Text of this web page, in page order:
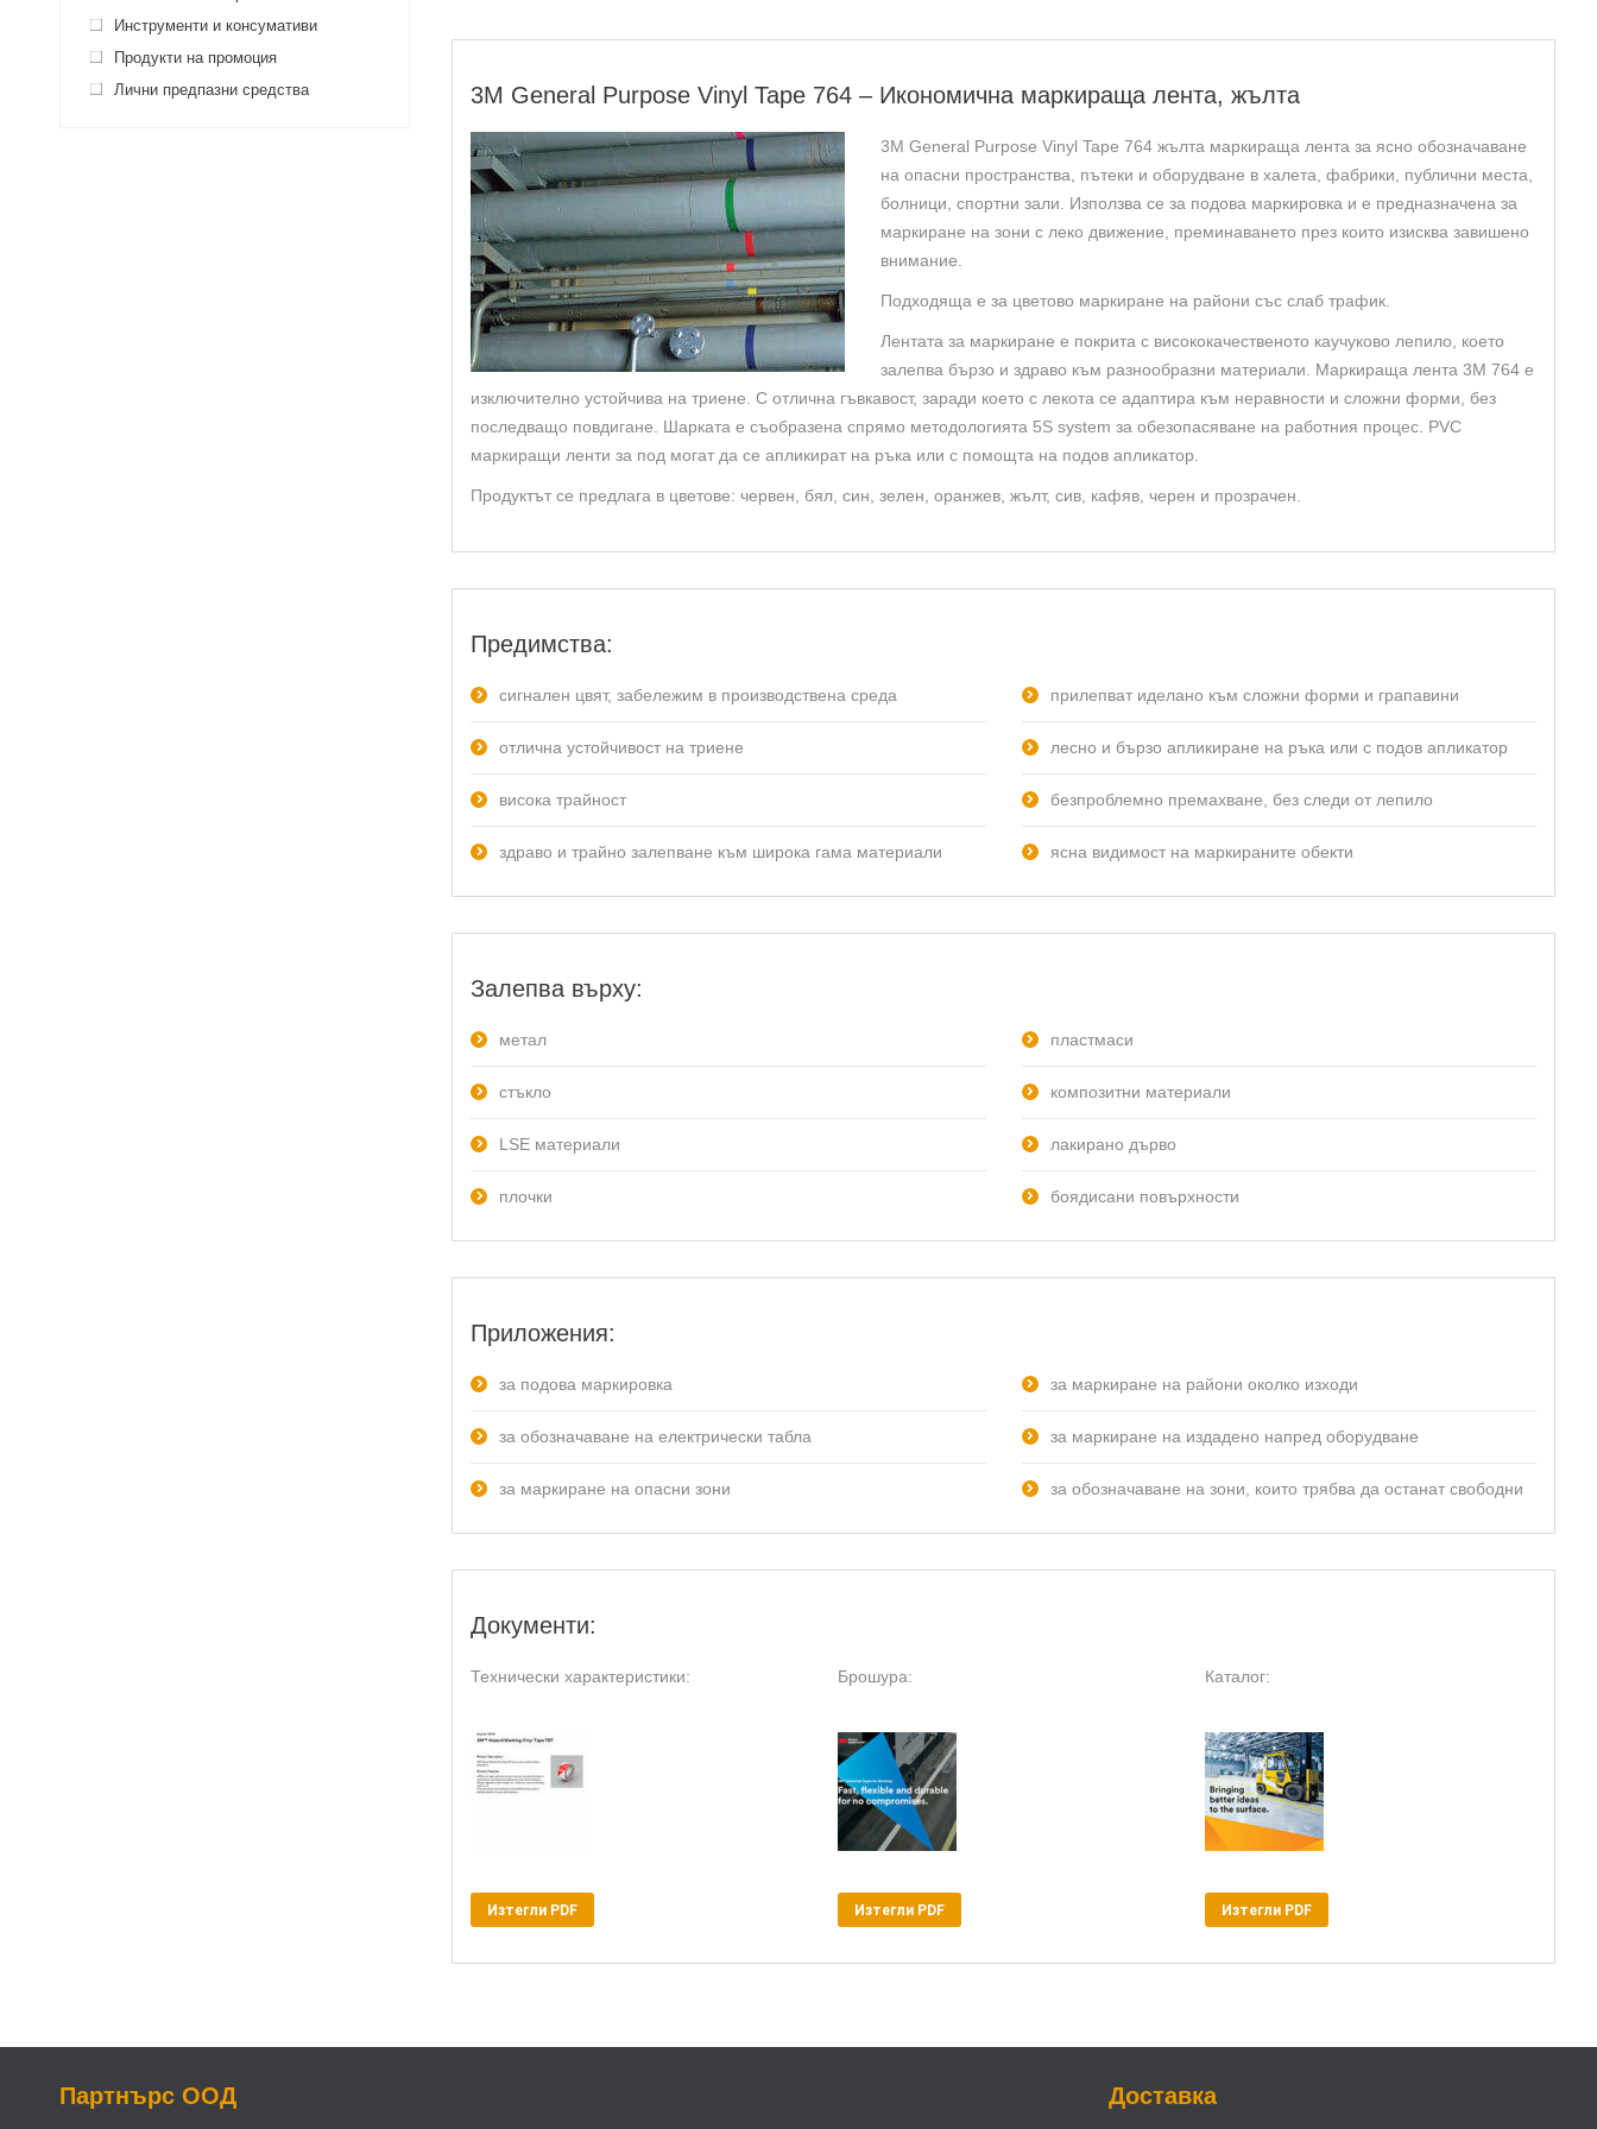
жълта
3M General Purpose Vinyl Tape 764 – Икономична маркираща лента, жълта
3M General Purpose Vinyl Tape 764 жълта маркираща лента за ясно обозначаване
на опасни пространства, пътеки и оборудване в халета, фабрики, публични места,
болници, спортни зали. Използва се за подова маркировка и е предназначена за
маркиране на зони с леко движение, преминаването през които изисква завишено
внимание.
Подходяща е за цветово маркиране на райони със слаб трафик.
Лентата за маркиране е покрита с висококачественото каучуково лепило, което
залепва бързо и здраво към разнообразни материали. Маркираща лента 3M 764 е
изключително устойчива на триене. С отлична гъвкавост, заради което с лекота се адаптира към неравности и сложни форми, без
последващо повдигане. Шарката е съобразена спрямо методологията 5S system за обезопасяване на работния процес. PVC
маркиращи ленти за под могат да се апликират на ръка или с помощта на подов апликатор.
Продуктът се предлага в цветове: червен, бял, син, зелен, оранжев, жълт, сив, кафяв, черен и прозрачен.
Предимства:
сигнален цвят, забележим в производствена среда
отлична устойчивост на триене
висока трайност
здраво и трайно залепване към широка гама материали
прилепват иделано към сложни форми и грапавини
лесно и бързо апликиране на ръка или с подов апликатор
безпроблемно премахване, без следи от лепило
ясна видимост на маркираните обекти
Залепва върху:
метал
стъкло
LSE материали
плочки
пластмаси
композитни материали
лакирано дърво
боядисани повърхности
Приложения:
за подова маркировка
за обозначаване на електрически табла
за маркиране на опасни зони
за маркиране на райони околко изходи
за маркиране на издадено напред оборудване
за обозначаване на зони, които трябва да останат свободни
Документи:
Технически характеристики:
Изтегли PDF
Брошура:
Изтегли PDF
Каталог:
Изтегли PDF
Инструменти и консумативи
Продукти на промоция
Лични предпазни средства
Партнърс ООД Доставка